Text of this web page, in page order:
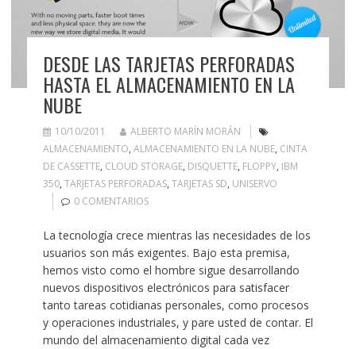
DESDE LAS TARJETAS PERFORADAS
HASTA EL ALMACENAMIENTO EN LA
NUBE
10/10/2011
ALBERTO MARÍN MORÁN
ALMACENAMIENTO, ALMACENAMIENTO EN LA NUBE, CINTA
DE CASSETTE, CLOUD STORAGE, DISQUETTE, FLOPPY, IBM
350, TARJETAS PERFORADAS, TARJETAS SD, UNISERVO
0 COMENTARIOS
La tecnología crece mientras las necesidades de los
usuarios son más exigentes. Bajo esta premisa,
hemos visto como el hombre sigue desarrollando
nuevos dispositivos electrónicos para satisfacer
tanto tareas cotidianas personales, como procesos
y operaciones industriales, y pare usted de contar. El
mundo del almacenamiento digital cada vez